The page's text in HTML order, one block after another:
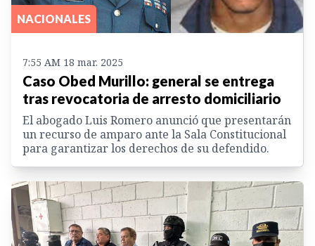
NACIONALES
7:55 AM 18 mar. 2025
Caso Obed Murillo: general se entrega
tras revocatoria de arresto domiciliario
El abogado Luis Romero anunció que presentarán
un recurso de amparo ante la Sala Constitucional
para garantizar los derechos de su defendido.